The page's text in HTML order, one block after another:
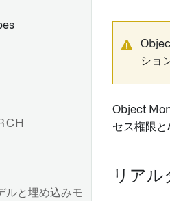
容量使用
用量：オント
有効化
トロジーオブジ
ルと埋め込みモ
ショ
Object
セス権限
リアル